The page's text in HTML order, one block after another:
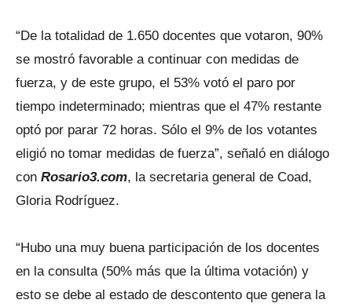
“De la totalidad de 1.650 docentes que votaron, 90%
se mostró favorable a continuar con medidas de
fuerza, y de este grupo, el 53% votó el paro por
tiempo indeterminado; mientras que el 47% restante
optó por parar 72 horas. Sólo el 9% de los votantes
eligió no tomar medidas de fuerza”, señaló en diálogo
con Rosario3.com, la secretaria general de Coad,
Gloria Rodríguez.
“Hubo una muy buena participación de los docentes
en la consulta (50% más que la última votación) y
esto se debe al estado de descontento que genera la